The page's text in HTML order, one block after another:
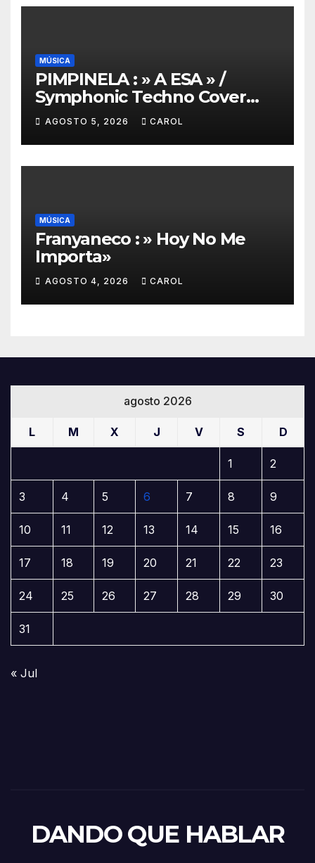
MÚSICA
PIMPINELA : » A ESA » /
Symphonic Techno Cover
2026 /Cover Remixer – A Esa
version electro
AGOSTO 5, 2026 CAROL
MÚSICA
Franyaneco : » Hoy No Me
Importa»
AGOSTO 4, 2026 CAROL
agosto 2026
L M X J V S D
1 2
3 4 5 6 7 8 9
10 11 12 13 14 15 16
17 18 19 20 21 22 23
24 25 26 27 28 29 30
31
« Jul
DANDO QUE HABLAR